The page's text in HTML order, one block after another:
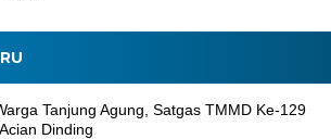
Tanjung Agung, Satgas TMMD Ke-129
Dinding